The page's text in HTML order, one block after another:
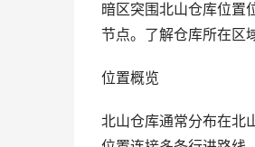
暗区突围北山仓库位置
节点。了解仓库所在区
位置概览
北山仓库通常分布在北